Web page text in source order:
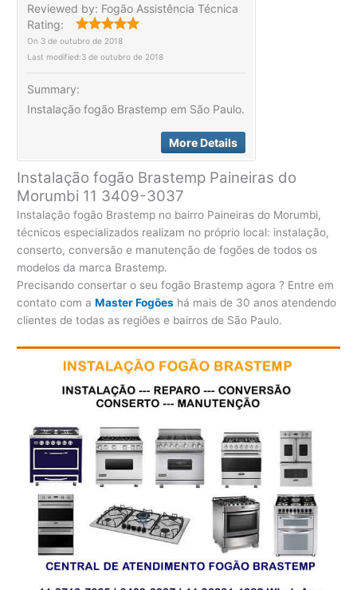
Reviewed by: Fogão Assistência Técnica
Rating:
On 3 de outubro de 2018
Last modified:3 de outubro de 2018
Summary:
Instalação fogão Brastemp em São Paulo.
More Details
Instalação fogão Brastemp Paineiras do
Morumbi 11 3409-3037
Instalação fogão Brastemp no bairro Paineiras do Morumbi,
técnicos especializados realizam no próprio local: instalação,
conserto, conversão e manutenção de fogões de todos os
modelos da marca Brastemp.
Precisando consertar o seu fogão Brastemp agora ? Entre em
contato com aMaster Fogões há mais de 30 anos atendendo
clientes de todas as regiões e bairros de São Paulo.